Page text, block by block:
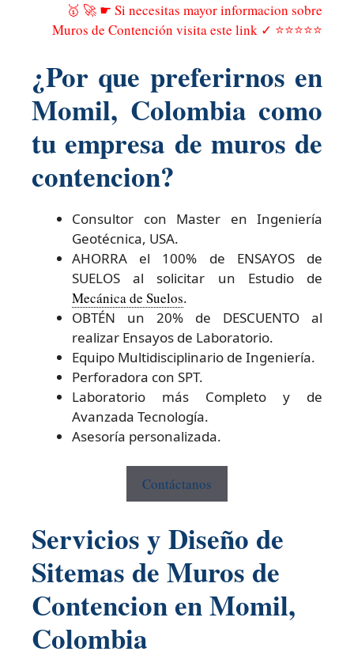
🥇 🚀 ☛ Si necesitas mayor informacion sobre
Muros de Contención visita este link ✓ ⭐⭐⭐⭐⭐
¿Por que preferirnos en
Momil, Colombia como
tu empresa de muros de
contencion?
Consultor con Master en Ingeniería
Geotécnica, USA.
AHORRA el 100% de ENSAYOS de
SUELOS al solicitar un Estudio de
Mecánica de Suelos.
OBTÉN un 20% de DESCUENTO al
realizar Ensayos de Laboratorio.
Equipo Multidisciplinario de Ingeniería.
Perforadora con SPT.
Laboratorio más Completo y de
Avanzada Tecnología.
Asesoría personalizada.
Contáctanos
Servicios y Diseño de
Sitemas de Muros de
Contencion en Momil,
Colombia